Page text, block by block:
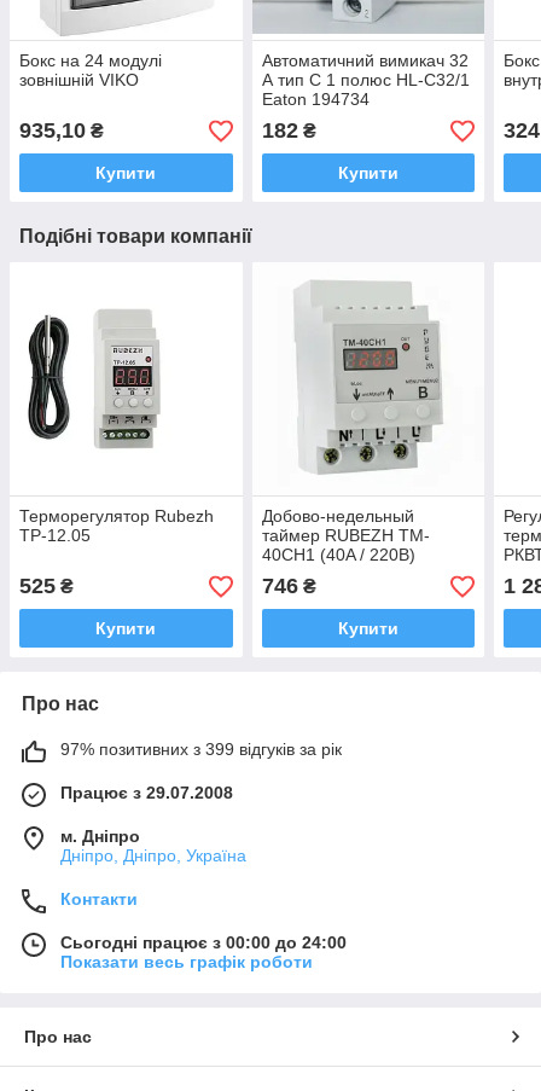
Бокс на 24 модулі
зовнішній VIKO
935,10 ₴
Купити
Автоматичний вимикач 32
А тип C 1 полюс HL-C32/1
Eaton 194734
182₴
Купити
Подібні товари компанії
Терморегулятор Rubezh
ТР-12.05
525 ₴
Купити
Добово-недельный
таймер RUBEZH TM-
40CH1 (40A / 220В)
746₴
Купити
1
Про нас
97% позитивних з 399 відгуків за рік
Працює з 29.07.2008
м. Дніпро
Дніпро, Дніпро, Україна
Контакти
Сьогодні працює з 00:00 до 24:00
Показати весь графік роботи
Про нас